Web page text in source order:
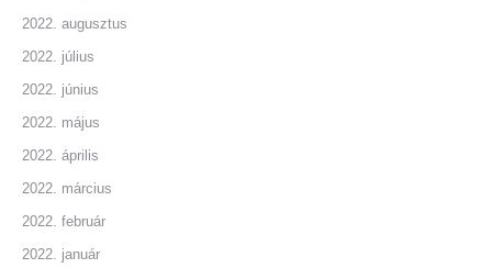
2022. augusztus
2022. július
2022. június
2022. május
2022. április
2022. március
2022. február
2022. január